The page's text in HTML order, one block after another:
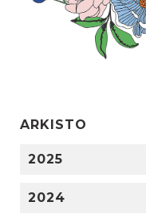
ARKISTO
2025
2024